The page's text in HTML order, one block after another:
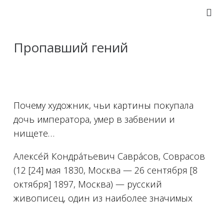
Пропавший гений
Почему художник, чьи картины покупала
дочь императора, умер в забвении и
нищете…
Алексе́й Кондра́тьевич Савра́сов, Соврасов
(12 [24] мая 1830, Москва — 26 сентября [8
октября] 1897, Москва) — русский
живописец, один из наиболее значимых